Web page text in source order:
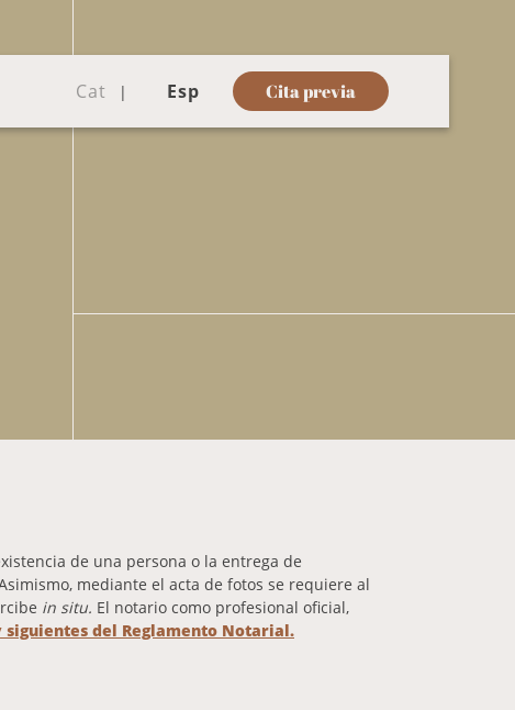
Cat Esp Cita previa
de una persona o la entrega de
mediante el acta de fotos se requiere al
in situ. El notario como profesional oficial,
siguientes del Reglamento Notarial.